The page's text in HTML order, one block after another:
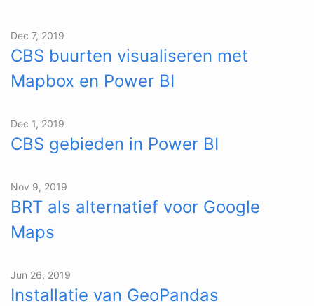
Dec 7, 2019
CBS buurten visualiseren met
Mapbox en Power BI
Dec 1, 2019
CBS gebieden in Power BI
Nov 9, 2019
BRT als alternatief voor Google
Maps
Jun 26, 2019
Installatie van GeoPandas